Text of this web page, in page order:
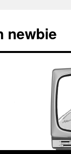
newbie